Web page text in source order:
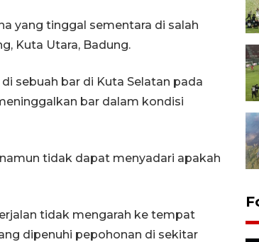
yang tinggal sementara di salah
Kuta Utara, Badung.
sebuah bar di Kuta Selatan pada
bar dalam kondisi
tidak dapat menyadari apakah
tidak mengarah ke tempat
dipenuhi pepohonan di sekitar